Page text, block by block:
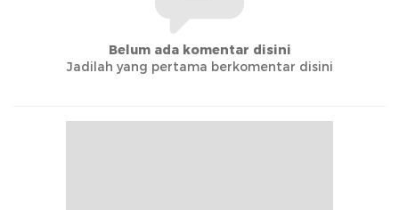
Belum ada komentar disini
Jadilah yang pertama berkomentar disini